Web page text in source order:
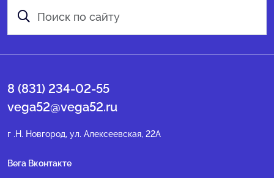
8 (831) 234-02-55
vega52@vega52.ru
г .Н. Новгород, ул. Алексеевская, 22А
Вега Вконтакте